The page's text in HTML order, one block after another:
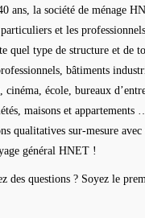
ans, la société de ménage
et les
quel type de structure et de
bâtiments
cinéma, école, bureaux
maisons et appartements
qualitatives sur-mesure
général HNET !
des questions ? Soyez le